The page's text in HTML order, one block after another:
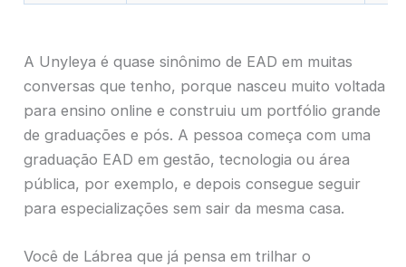
A Unyleya é quase sinônimo de EAD em muitas
conversas que tenho, porque nasceu muito voltada
para ensino online e construiu um portfólio grande
de graduações e pós. A pessoa começa com uma
graduação EAD em gestão, tecnologia ou área
pública, por exemplo, e depois consegue seguir
para especializações sem sair da mesma casa.
Você de Lábrea que já pensa em trilhar o